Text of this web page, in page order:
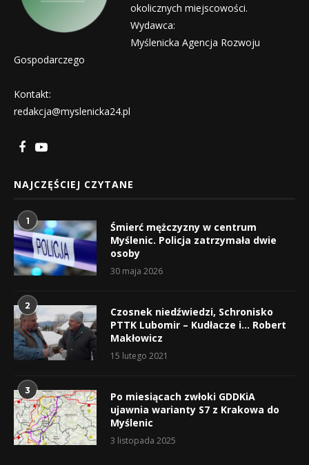
okolicznych miejscowości.
Wydawca:
Myślenicka Agencja Rozwoju
Gospodarczego
Kontakt:
redakcja@myslenicka24.pl
NAJCZĘŚCIEJ CZYTANE
1
Śmierć mężczyzny w centrum
Myślenic. Policja zatrzymała dwie
osoby
30 maja 2026
2
Czosnek niedźwiedzi, Schronisko
PTTK Lubomir – Kudłacze i… Robert
Makłowicz
15 lutego 2021
3
Po miesiącach zwłoki GDDKiA
ujawnia warianty S7 z Krakowa do
Myślenic
3 listopada 2025